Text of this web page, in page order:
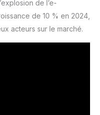
de l’e-
de 10 % en 2024,
acteurs sur le marché.